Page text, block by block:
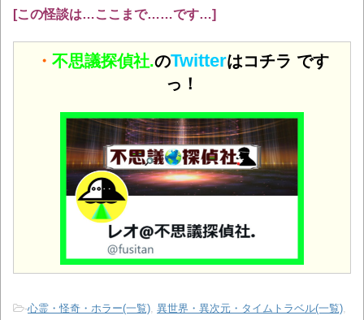
[この怪談は…ここまで……です…]
・ 不思議探偵社.のTwitterはコチラ です
っ！
-心霊・怪奇・ホラー(一覧) 異世界・異次元・タイムトラベル(一覧)